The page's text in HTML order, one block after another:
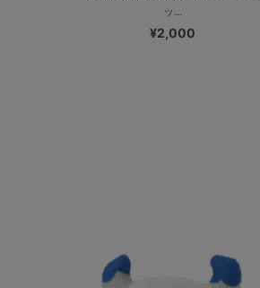
ッ...
¥2,000